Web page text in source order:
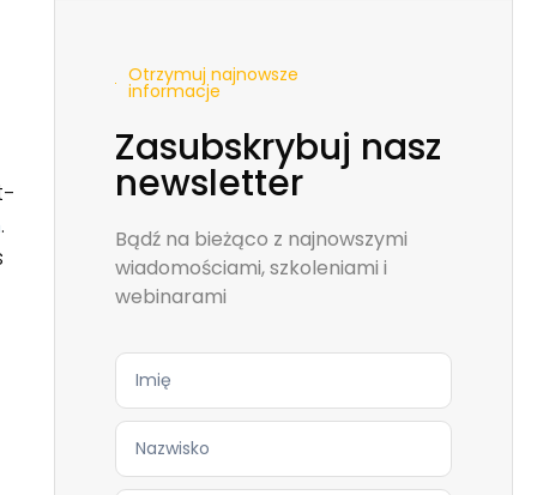
.
Otrzymuj najnowsze
informacje
Zasubskrybuj nasz
newsletter
Bądź na bieżąco z najnowszymi
wiadomościami, szkoleniami i
webinarami